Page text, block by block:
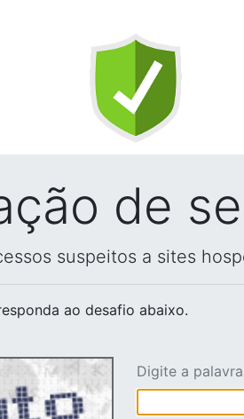
de
suspeitos a sites
ao desafio abaixo.
Digite a